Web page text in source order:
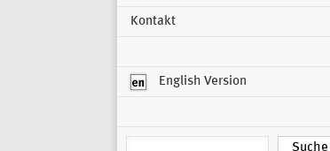
Kontakt
English Version